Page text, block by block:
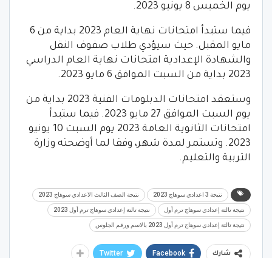
يوم الخميس 8 يونيو 2023.
فيما ستبدأ امتحانات نهاية العام 2023 بداية من 6
مايو المقبل. حيث سيؤدي طلاب صفوف النقل
والشهادة الإعدادية امتحانات نهاية العام الدراسي
2023 بداية من السبت الموافق 6 مايو 2023.
وستعقد امتحانات الدبلومات الفنية 2023 بداية من
يوم السبت الموافق 27 مايو 2023. فيما ستبدأ
امتحانات الثانوية العامة 2023 يوم السبت 10 يونيو
2023. وتستمر لمدة شهر، وفقا لما أوضحته وزارة
التربية والتعليم.
نتيجة 3 اعدادي سوهاج 2023 نتيجة الصف الثالث الاعدادي سوهاج 2023
نتيجة تالتة إعدادي سوهاج ترم أول نتيجة تالتة إعدادي سوهاج ترم أول 2023
نتيجة تالتة إعدادي سوهاج ترم أول 2023 بالاسم ورقم الجلوس
شارك Facebook
Twitter